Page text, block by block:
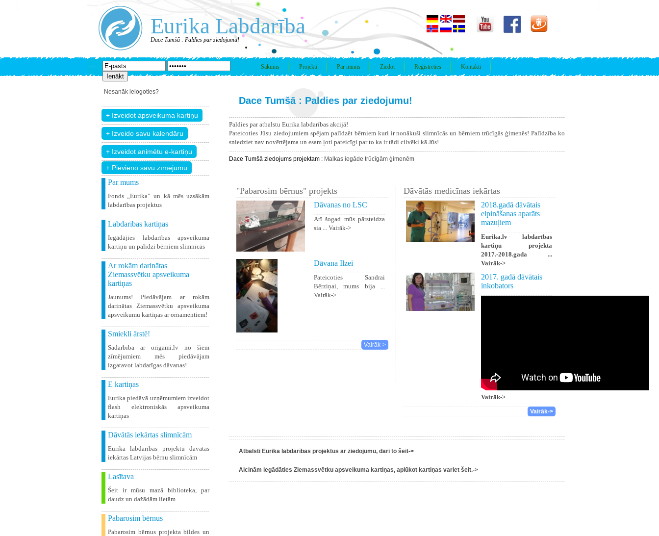
Eurika Labdarība
Dace Tumšā : Paldies par ziedojumu!
Sākums Projekti Par mums Ziedot Reģistrēties Kontakti
Nesanāk ielogoties?
+ Pievieno savu zīmējumu
Par mums
Fonds „Eurika” un kā mēs uzsākām
labdarības projektus
Labdarības kartiņas
Iegādājies labdarības apsveikuma
kartiņu un palīdzi bērniem slimnīcās
Ar rokām darinātas
Ziemassvētku apsveikuma
kartiņas
Jaunums! Piedāvājam ar rokām
darinātas Ziemassvētku apsveikuma
apsveikumu kartiņas ar ornamentiem!
Smiekli ārstē!
Sadarbībā ar origami.lv no šiem
zīmējumiem mēs piedāvājam
izgatavot labdarīgas dāvanas!
E kartiņas
Eurika piedāvā uzņēmumiem izveidot
flash elektroniskās apsveikuma
kartiņas
Dāvātās iekārtas slimnīcām
Eurika labdarības projektu dāvātās
iekārtas Latvijas bērnu slimnīcām
Lasītava
Šeit ir mūsu mazā biblioteka, par
daudz un dažādām lietām
Pabarosim bērnus
Pabarosim bērnus projekta bildes un
Dace Tumšā : Paldies par ziedojumu!
Paldies par atbalstu Eurika labdarības akcijā!
Pateicoties Jūsu ziedojumiem spējam palīdzēt bērniem kuri ir nonākuši slimnīcās un bērniem trūcīgās ģimenēs! Palīdzība ko
sniedziet nav novērtējama un esam ļoti pateicīgi par to ka ir tādi cilvēki kā Jūs!
Dace Tumšā ziedojums projektam : Malkas iegāde trūcīgām ģimenēm
"Pabarosim bērnus" projekts
Dāvanas no LSC
Arī šogad mūs pārsteidza
sia ... Vairāk->
Dāvana Ilzei
Pateicoties Sandrai
Bērziņai, mums bija ...
Vairāk->
Vairāk->
Dāvātās medicīnas iekārtas
2018.gadā dāvātais
elpināšanas aparāts
mazuļiem
Eurika.lv labdarības
kartiņu projekta
2017.-2018.gada ...
Vairāk->
2017. gadā dāvātais
inkobators
Vairāk->
Vairāk->
Atbalsti Eurika labdarības projektus ar ziedojumu, dari to šeit->
Aicinām iegādāties Ziemassvētku apsveikuma kartiņas, aplūkot kartiņas variet šeit.->